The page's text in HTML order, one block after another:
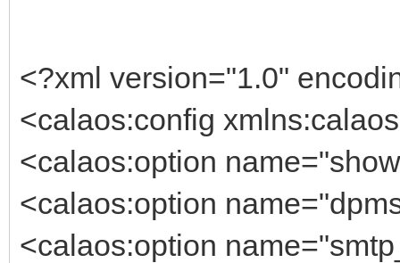
<?xml version="1.0"
<calaos:config
<calaos:option
<calaos:option
<calaos:option